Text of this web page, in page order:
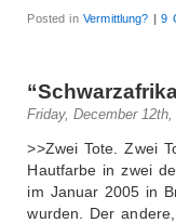
Posted inVermittlung? | 9
Friday, December 12th,
>>Zwei Tote. Zwei
Hautfarbe in zwei
im Januar 2005 in
wurden. Der